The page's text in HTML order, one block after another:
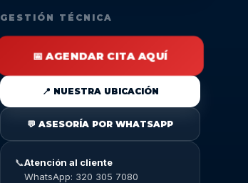
GESTIÓN TÉCNICA
📅 AGENDAR CITA AQUÍ
📍 NUESTRA UBICACIÓN
💬 ASESORÍA POR WHATSAPP
📞Atención al cliente
WhatsApp: 320 305 7080